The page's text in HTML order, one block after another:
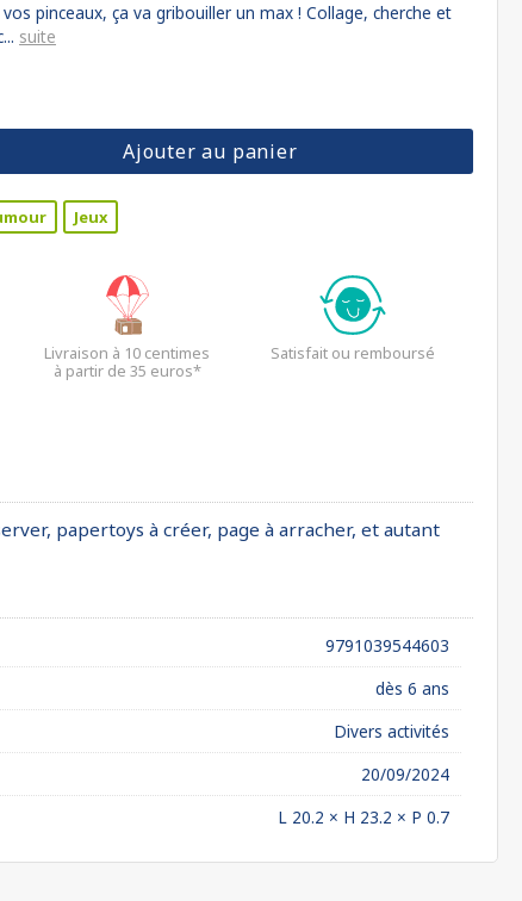
pinceaux, ça va gribouiller un max ! Collage, cherche et
suite
Ajouter au panier
Jeux
Livraison à 10 centimes
à partir de 35 euros*
Satisfait ou remboursé
papertoys à créer, page à arracher, et autant
9791039544603
dès 6 ans
Divers activités
20/09/2024
L 20.2 × H 23.2 × P 0.7